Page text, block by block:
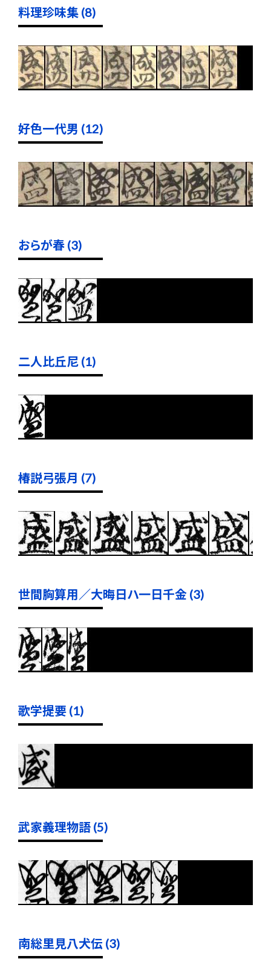
料理珍味集 (8)
好色一代男 (12)
おらが春 (3)
二人比丘尼 (1)
椿説弓張月 (7)
世間胸算用／大晦日ハ一日千金 (3)
歌学提要 (1)
武家義理物語 (5)
南総里見八犬伝 (3)